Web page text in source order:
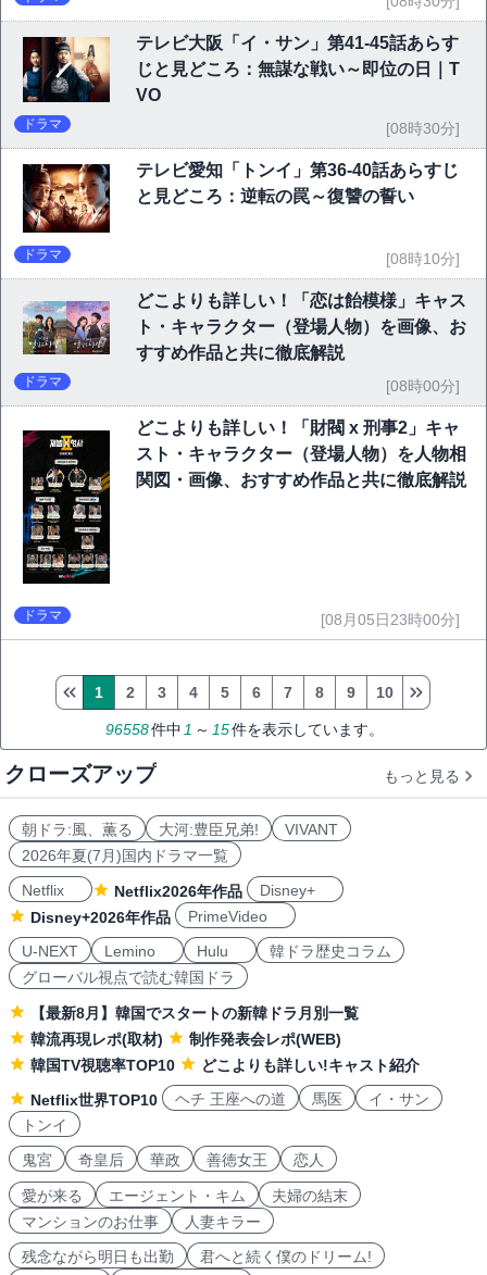
テレビ大阪「イ・サン」第41-45話あらす
じと見どころ：無謀な戦い～即位の日｜T
VO
ドラマ [08時30分]
テレビ愛知「トンイ」第36-40話あらすじ
と見どころ：逆転の罠～復讐の誓い
ドラマ [08時10分]
どこよりも詳しい！「恋は飴模様」キャス
ト・キャラクター（登場人物）を画像、お
すすめ作品と共に徹底解説
ドラマ [08時00分]
どこよりも詳しい！「財閥 x 刑事2」キャ
スト・キャラクター（登場人物）を人物相
関図・画像、おすすめ作品と共に徹底解説
ドラマ [08月05日23時00分]
96558件中 1 ～ 15件を表示しています。
1 2 3 4 5 6 7 8 9 10
クローズアップ もっと見る
朝ドラ:風、薫る 大河:豊臣兄弟!
VIVANT
2026年夏(7月)国内ドラマ一覧
Netflix
Netflix2026年作品
Disney+
Disney+2026年作品
PrimeVideo
U-NEXT
Lemino Hulu
韓ドラ歴史コラム
グローバル視点で読む韓国ドラ
【最新8月】韓国でスタートの新韓ドラ月別一覧
韓流再現レポ(取材)
制作発表会レポ(WEB)
韓国TV視聴率TOP10
どこよりも詳しい!キャスト紹介
Netflix世界TOP10
ヘチ 王座への道 馬医
イ・サン
トンイ
鬼宮
奇皇后 華政 善徳女王 恋人
愛が来る エージェント・キム
夫婦の結末
マンションのお仕事
人妻キラー
残念ながら明日も出勤
君へと続く僕のドリーム!